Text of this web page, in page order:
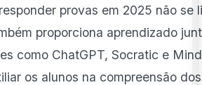
provas em 2025 não se
proporciona aprendizado
como ChatGPT, Socratic e
os alunos na compreensão